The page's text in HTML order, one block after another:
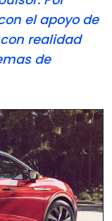
el apoyo de
realidad
de